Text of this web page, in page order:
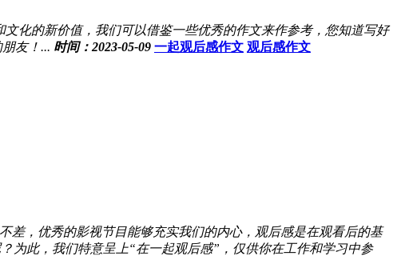
化的新价值，我们可以借鉴一些优秀的作文来作参考，您知道写好
友！... 时间：2023-05-09 一起观后感作文 观后感作文
差，优秀的影视节目能够充实我们的内心，观后感是在观看后的基
为此，我们特意呈上“在一起观后感”，仅供你在工作和学习中参